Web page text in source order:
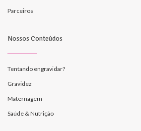
Parceiros
Nossos Conteúdos
Tentando engravidar?
Gravidez
Maternagem
Saúde & Nutrição